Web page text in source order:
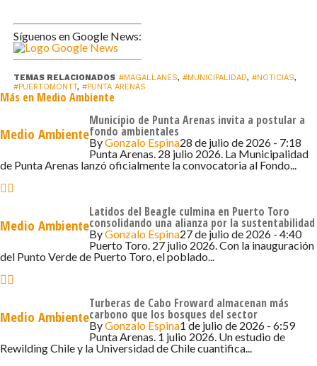
En tanto, el jefe comunal de Punta Arenas enfatizó que
ambos municipios tienen mucho en común y comparten
el mismo interés en diversas temáticas. «Con él estamos
hablando de la macrozona sur, que comienza en Puerto
Montt y termina en la Antártica chilena. Y aquí son
muchos temas. Uno de los más importantes, claramente,
es el medioambiente. Pero tenemos muchos temas que
estamos trabajando en paralelo», sostuvo Claudio
Asimismo, Radonich destacó que «lo que estamos
haciendo acá es justamente dar un gran ejemplo de que
desde las comunas se pueden lograr cosas muy
La agenda del jueves incluyó presentaciones sobre la
experiencia de Punta Arenas en gestión ambiental, los
desafíos de Puerto Montt en esta materia y un taller
Síguenos en Google News:
TEMAS RELACIONADOS #MAGALLANES, #MUNICIPALIDAD, #NOTICIAS,
#PUERTOMONTT, #PUNTA ARENAS
Más en Medio Ambiente
Medio Ambiente
Municipio de Punta Arenas invita a postular a
fondo ambientales
ByGonzalo Espina28 de julio de 2026 - 7:18
Punta Arenas. 28 julio 2026. La Municipalidad
de Punta Arenas lanzó oficialmente la convocatoria al Fondo...
Medio Ambiente
Latidos del Beagle culmina en Puerto Toro
consolidando una alianza por la sustentabilidad
ByGonzalo Espina27 de julio de 2026 - 4:40
Puerto Toro. 27 julio 2026. Con la inauguración
del Punto Verde de Puerto Toro, el poblado...
Medio Ambiente
Turberas de Cabo Froward almacenan más
carbono que los bosques del sector
ByGonzalo Espina1 de julio de 2026 - 6:59
Punta Arenas. 1 julio 2026. Un estudio de
Rewilding Chile y la Universidad de Chile cuantifica...